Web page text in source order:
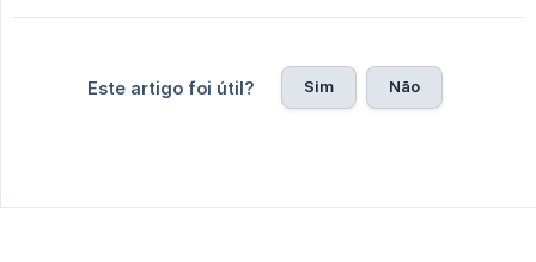
Este artigo foi útil? Sim Não